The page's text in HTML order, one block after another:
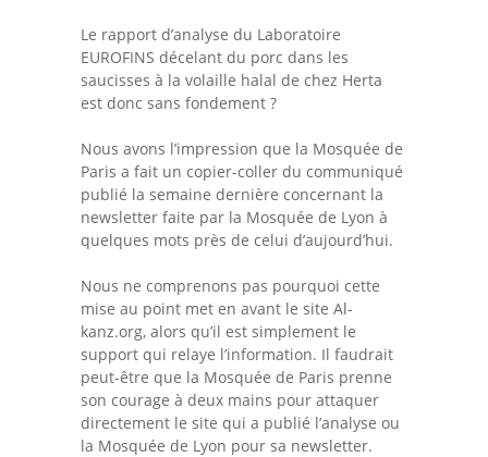
Le rapport d’analyse du Laboratoire
EUROFINS décelant du porc dans les
saucisses à la volaille halal de chez Herta
est donc sans fondement ?
Nous avons l’impression que la Mosquée de
Paris a fait un copier-coller du communiqué
publié la semaine dernière concernant la
newsletter faite par la Mosquée de Lyon à
quelques mots près de celui d’aujourd’hui.
Nous ne comprenons pas pourquoi cette
mise au point met en avant le site Al-
kanz.org, alors qu’il est simplement le
support qui relaye l’information. Il faudrait
peut-être que la Mosquée de Paris prenne
son courage à deux mains pour attaquer
directement le site qui a publié l’analyse ou
la Mosquée de Lyon pour sa newsletter.